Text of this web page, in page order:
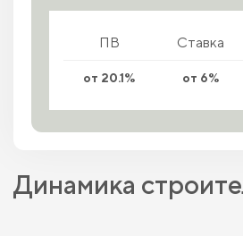
ПВ Ставка
от 20.1% от 6%
Динамика